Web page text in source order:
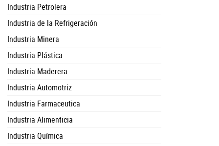
Industria Petrolera
Industria de la Refrigeración
Industria Minera
Industria Plástica
Industria Maderera
Industria Automotriz
Industria Farmaceutica
Industria Alimenticia
Industria Química